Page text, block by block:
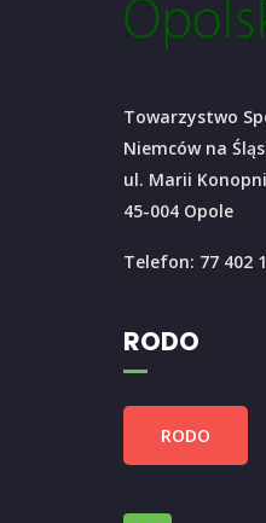
Towarzystwo
Niemców na
ul. Marii
45-004 Opole
Telefon: 77 402
RODO
RODO